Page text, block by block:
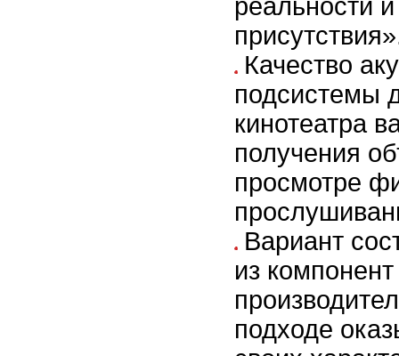
реальности
Качество
подсистемы
кинотеатра
получения
просмотре
Вариант
из
подходе